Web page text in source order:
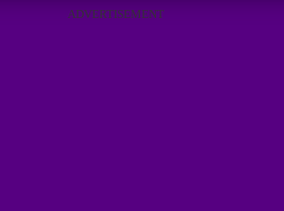
ADVERTISEMENT